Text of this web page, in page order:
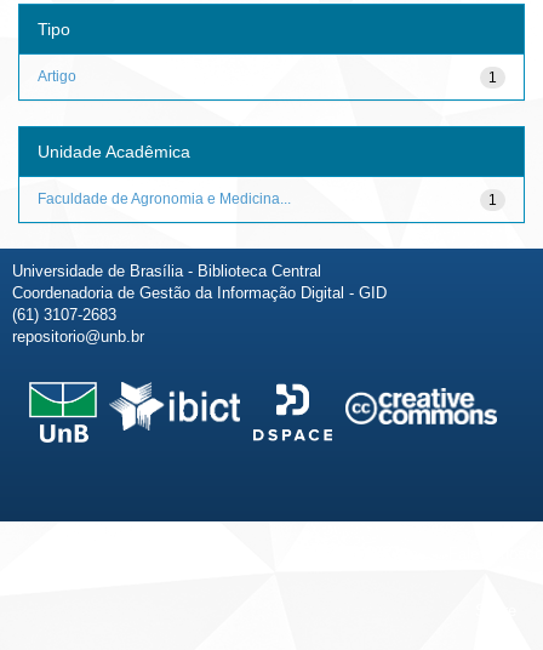
Tipo
1
Artigo
Unidade Acadêmica
1
Faculdade de Agronomia e Medicina...
Universidade de Brasília - Biblioteca Central
Coordenadoria de Gestão da Informação Digital - GID
(61) 3107-2683
repositorio@unb.br